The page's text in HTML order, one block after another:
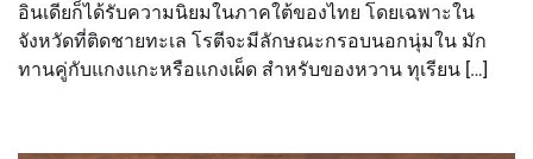
อินเดียก็ได้รับความนิยมในภาคใต้ของไทย โดยเฉพาะใน
จังหวัดที่ติดชายทะเล โรตีจะมีลักษณะกรอบนอกนุ่มใน มัก
ทานคู่กับแกงแกะหรือแกงเผ็ด สำหรับของหวาน ทุเรียน […]